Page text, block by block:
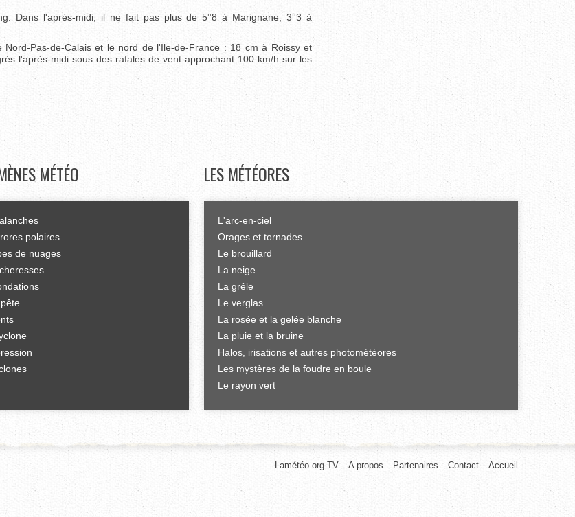
Dans l'après-midi, il ne fait pas plus de 5°8 à Marignane, 3°3 à
Pas-de-Calais et le nord de l'Ile-de-France : 18 cm à Roissy et
l'après-midi sous des rafales de vent approchant 100 km/h sur les
MÉTÉO
polaires
de nuages
LESMÉTÉORES
L'arc-en-ciel
Orages et tornades
Le brouillard
La neige
La grêle
Le verglas
La rosée et la gelée blanche
La pluie et la bruine
Halos, irisations et autres photométéores
Les mystères de la foudre en boule
Le rayon vert
Accueil
Contact
Partenaires
A propos
Lamétéo.org TV